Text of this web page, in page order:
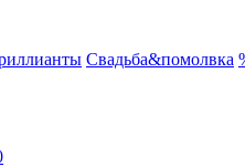
Свадьба&помолвка